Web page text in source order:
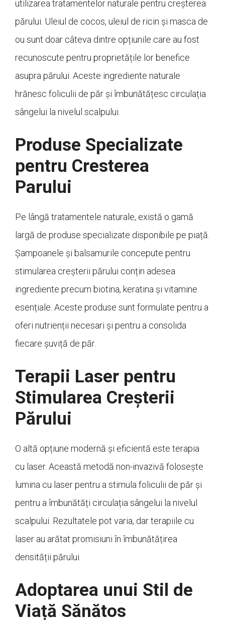
utilizarea tratamentelor naturale pentru creșterea
părului. Uleiul de cocos, uleiul de ricin și masca de
ou sunt doar câteva dintre opțiunile care au fost
recunoscute pentru proprietățile lor benefice
asupra părului. Aceste ingrediente naturale
hrănesc foliculii de păr și îmbunătățesc circulația
sângelui la nivelul scalpului.
Produse Specializate
pentru Cresterea
Parului
Pe lângă tratamentele naturale, există o gamă
largă de produse specializate disponibile pe piață.
Șampoanele și balsamurile concepute pentru
stimularea creșterii părului conțin adesea
ingrediente precum biotina, keratina și vitamine
esențiale. Aceste produse sunt formulate pentru a
oferi nutrienții necesari și pentru a consolida
fiecare șuviță de păr.
Terapii Laser pentru
Stimularea Creșterii
Părului
O altă opțiune modernă și eficientă este terapia
cu laser. Această metodă non-invazivă folosește
lumina cu laser pentru a stimula foliculii de păr și
pentru a îmbunătăți circulația sângelui la nivelul
scalpului. Rezultatele pot varia, dar terapiile cu
laser au arătat promisiuni în îmbunătățirea
densității părului.
Adoptarea unui Stil de
Viață Sănătos